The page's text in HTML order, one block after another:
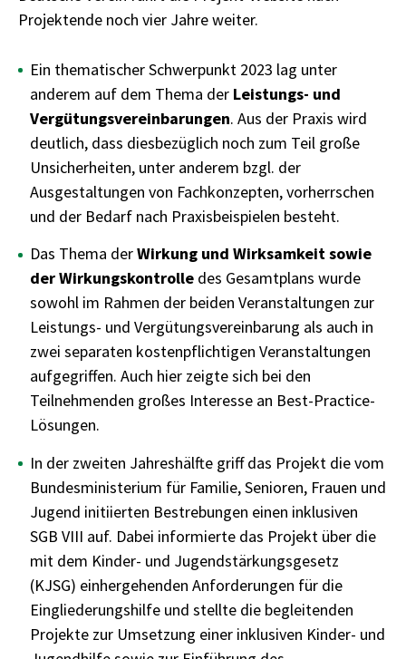
Projektende noch vier Jahre weiter.
Ein thematischer Schwerpunkt 2023 lag unter
anderem auf dem Thema der Leistungs- und
Vergütungsvereinbarungen. Aus der Praxis wird
deutlich, dass diesbezüglich noch zum Teil große
Unsicherheiten, unter anderem bzgl. der
Ausgestaltungen von Fachkonzepten, vorherrschen
und der Bedarf nach Praxisbeispielen besteht.
Das Thema derWirkung und Wirksamkeit sowie
der Wirkungskontrolle des Gesamtplans wurde
sowohl im Rahmen der beiden Veranstaltungen zur
Leistungs- und Vergütungsvereinbarung als auch in
zwei separaten kostenpflichtigen Veranstaltungen
aufgegriffen. Auch hier zeigte sich bei den
Teilnehmenden großes Interesse an Best-Practice-
Lösungen.
In der zweiten Jahreshälfte griff das Projekt die vom
Bundesministerium für Familie, Senioren, Frauen und
Jugend initiierten Bestrebungen einen inklusiven
SGB VIII auf. Dabei informierte das Projekt über die
mit dem Kinder- und Jugendstärkungsgesetz
(KJSG) einhergehenden Anforderungen für die
Eingliederungshilfe und stellte die begleitenden
Projekte zur Umsetzung einer inklusiven Kinder- und